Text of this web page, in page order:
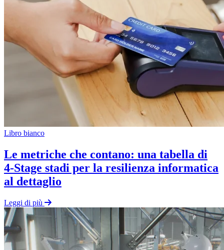
Libro bianco
Le metriche che contano: una tabella di
4-Stage stadi per la resilienza informatica
al dettaglio
Leggi di più